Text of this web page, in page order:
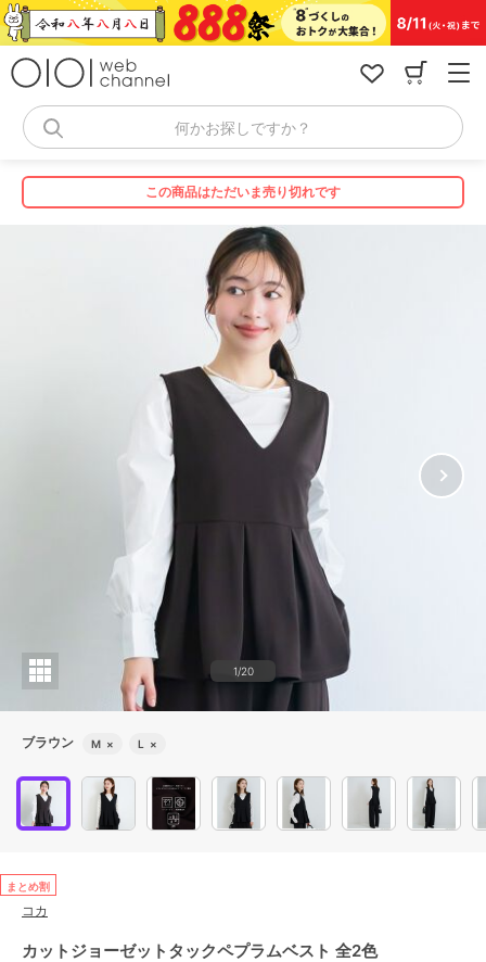
コ
ン
何かお探しですか？
この商品はただいま売り切れです
1/20
ブラウン M × L ×
まとめ割
コカ
カットジョーゼットタックペプラムベスト 全2色